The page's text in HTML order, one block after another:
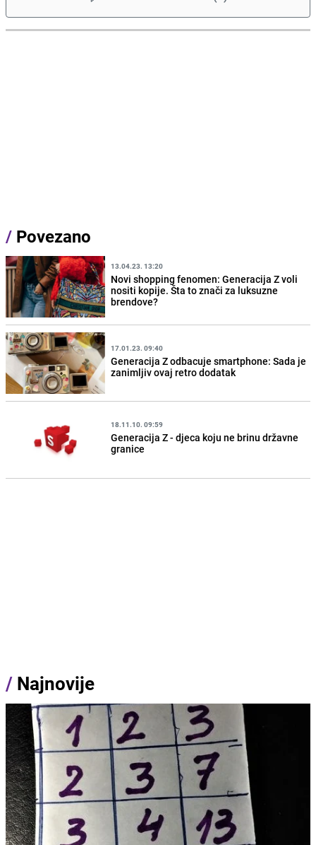
/ Povezano
13.04.23. 13:20
Novi shopping fenomen: Generacija Z voli
nositi kopije. Šta to znači za luksuzne
brendove?
17.01.23. 09:40
Generacija Z odbacuje smartphone: Sada je
zanimljiv ovaj retro dodatak
18.11.10. 09:59
Generacija Z - djeca koju ne brinu državne
granice
/ Najnovije